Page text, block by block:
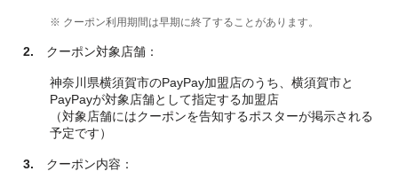
※ クーポン利用期間は早期に終了することがあります。
2. クーポン対象店舗：
神奈川県横須賀市のPayPay加盟店のうち、横須賀市と
PayPayが対象店舗として指定する加盟店
（対象店舗にはクーポンを告知するポスターが掲示される
予定です）
3. クーポン内容：